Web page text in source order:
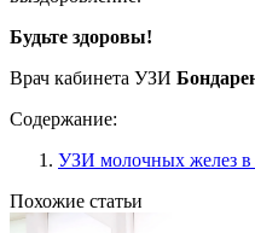
Будьте здоровы!
Врач кабинета УЗИ
Содержание:
УЗИ молочных желез в
Похожие статьи